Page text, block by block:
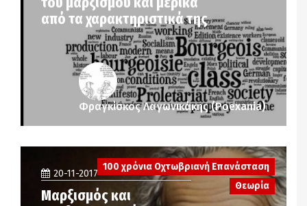
από τα χαρακτηριστικά της
Φραγκίσκος Λαγωνικάκης (Poexania)
20-11-2017
Μαρξισμός και
100 χρόνια Οχτωβριανή Επανάσταση
Θεωρία